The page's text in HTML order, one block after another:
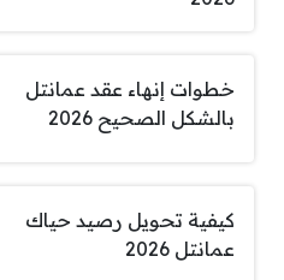
خطوات إنهاء عقد عمانتل
بالشكل الصحيح 2026
كيفية تحويل رصيد حياك
عمانتل 2026